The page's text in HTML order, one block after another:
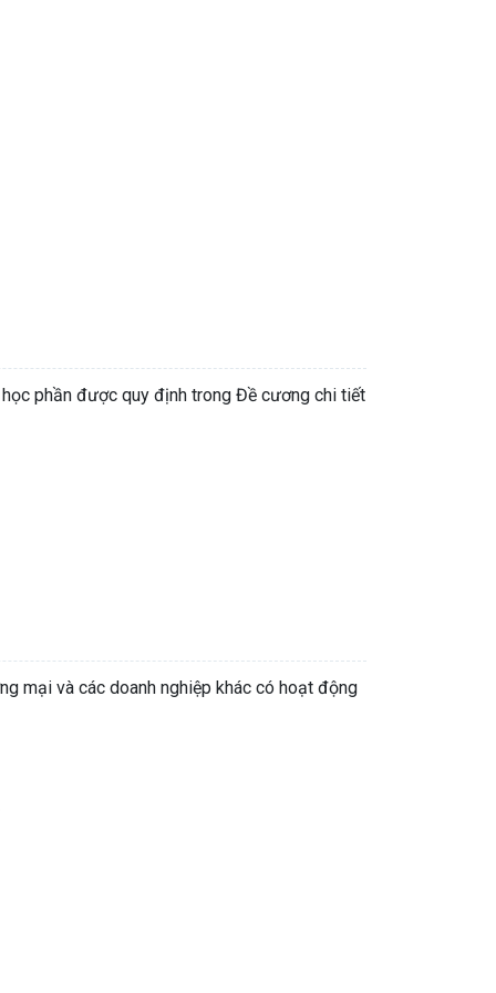
phần được quy định trong Đề cương chi tiết
mại và các doanh nghiệp khác có hoạt động